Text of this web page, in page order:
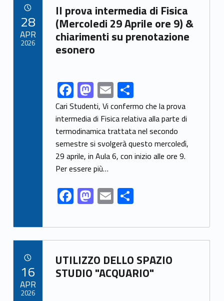
o
o
k
o
n
Link identifier archive #link-archive-8644
II prova intermedia di Fisica
(Mercoledi 29 Aprile ore 9) &
chiarimenti su prenotazione
esonero
Link identifier share facebook archive #share-link-archive-55684F
ac
e
b
o
o
k
M
as
to
d
o
n
E
m
ai
l
S
h
ar
e
Cari Studenti, Vi confermo che la prova
intermedia di Fisica relativa alla parte di
termodinamica trattata nel secondo
semestre si svolgerà questo mercoledì,
29 aprile, in Aula 6, con inizio alle ore 9.
Per essere più…
F
ac
e
b
o
o
M
as
to
d
o
n
E
m
ai
l
S
h
ar
e
28
APR
2026
Link identifier archive #link-archive-56527
UTILIZZO DELLO SPAZIO
STUDIO "ACQUARIO"
16
APR
2026